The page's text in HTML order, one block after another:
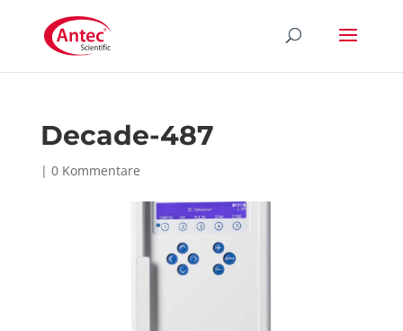
Decade-487
| 0 Kommentare